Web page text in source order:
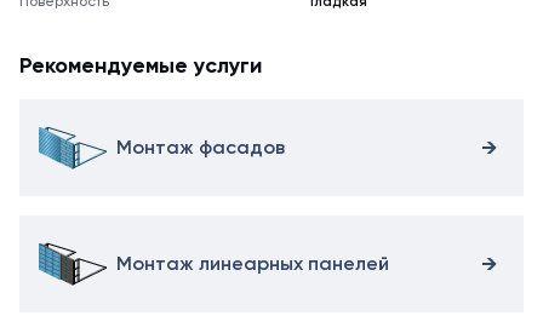
Рекомендуемые услуги
Монтаж фасадов
Монтаж линеарных панелей